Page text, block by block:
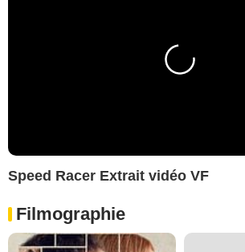
Speed Racer Extrait vidéo VF
Filmographie